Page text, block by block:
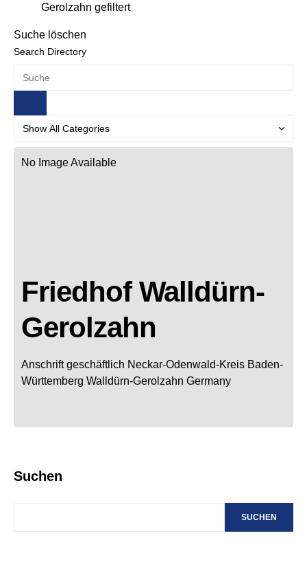
Gerolzahn gefiltert
Suche löschen
Search Directory
No Image Available
Friedhof Walldürn-
Gerolzahn
Anschrift geschäftlich Neckar-Odenwald-Kreis Baden-
Württemberg Walldürn-Gerolzahn Germany
Suchen
SUCHEN